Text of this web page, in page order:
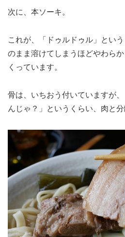
次に、本ソーキ。
これが、「ドゥルドゥル」とい
のまま溶けてしまうほどやわら
くっています。
骨は、いちおう付いていますが
んじゃ？」というくらい、肉と分